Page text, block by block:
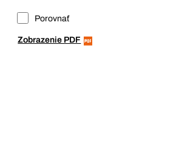
Porovnať
Zobrazenie PDF